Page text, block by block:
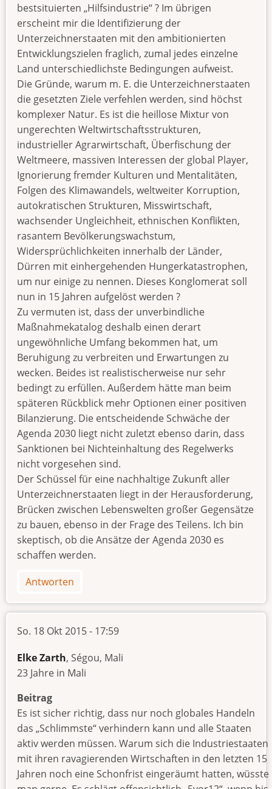
bestsituierten „Hilfsindustrie“ ? Im übrigen
erscheint mir die Identifizierung der
Unterzeichnerstaaten mit den ambitionierten
Entwicklungszielen fraglich, zumal jedes einzelne
Land unterschiedlichste Bedingungen aufweist.
Die Gründe, warum m. E. die Unterzeichnerstaaten
die gesetzten Ziele verfehlen werden, sind höchst
komplexer Natur. Es ist die heillose Mixtur von
ungerechten Weltwirtschaftsstrukturen,
industrieller Agrarwirtschaft, Überfischung der
Weltmeere, massiven Interessen der global Player,
Ignorierung fremder Kulturen und Mentalitäten,
Folgen des Klimawandels, weltweiter Korruption,
autokratischen Strukturen, Misswirtschaft,
wachsender Ungleichheit, ethnischen Konflikten,
rasantem Bevölkerungswachstum,
Widersprüchlichkeiten innerhalb der Länder,
Dürren mit einhergehenden Hungerkatastrophen,
um nur einige zu nennen. Dieses Konglomerat soll
nun in 15 Jahren aufgelöst werden ?
Zu vermuten ist, dass der unverbindliche
Maßnahmekatalog deshalb einen derart
ungewöhnliche Umfang bekommen hat, um
Beruhigung zu verbreiten und Erwartungen zu
wecken. Beides ist realistischerweise nur sehr
bedingt zu erfüllen. Außerdem hätte man beim
späteren Rückblick mehr Optionen einer positiven
Bilanzierung. Die entscheidende Schwäche der
Agenda 2030 liegt nicht zuletzt ebenso darin, dass
Sanktionen bei Nichteinhaltung des Regelwerks
nicht vorgesehen sind.
Der Schüssel für eine nachhaltige Zukunft aller
Unterzeichnerstaaten liegt in der Herausforderung,
Brücken zwischen Lebenswelten großer Gegensätze
zu bauen, ebenso in der Frage des Teilens. Ich bin
skeptisch, ob die Ansätze der Agenda 2030 es
schaffen werden.
Antworten
So. 18 Okt 2015 - 17:59
Elke Zarth, Ségou, Mali
23 Jahre in Mali
Beitrag
Es ist sicher richtig, dass nur noch globales Handeln
das „Schlimmste“ verhindern kann und alle Staaten
aktiv werden müssen. Warum sich die Industriestaaten
mit ihren ravagierenden Wirtschaften in den letzten 15
Jahren noch eine Schonfrist eingeräumt hatten, wüsste